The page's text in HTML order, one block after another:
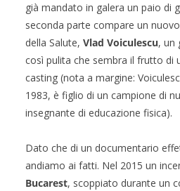
già mandato in galera un paio di
seconda parte compare un
della Salute, Vlad Voiculescu, un
così pulita che sembra il frutto di
casting (nota a margine:
1983, è figlio di un campione di
insegnante di educazione fisica).
Dato che di un documentario
andiamo ai fatti. Nel 2015 un
Bucarest, scoppiato durante un